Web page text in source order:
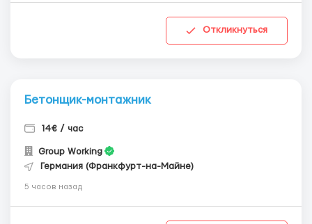
Откликнуться
Бетонщик-монтажник
14€ / час
Group Working
Германия (Франкфурт-на-Майне)
5 часов назад